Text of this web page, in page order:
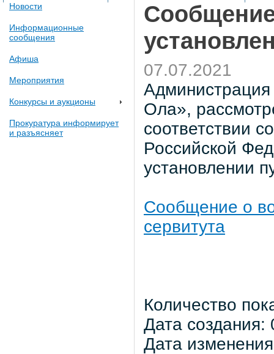
Новости
Информационные
сообщения
Афиша
Мероприятия
Конкурсы и аукционы
Прокуратура информирует
и разъясняет
07.07.2021
Администрация
Ола»,
соответствии
Российской
установлении
Сообщение о
сервитута
Количество
Дата
Дата